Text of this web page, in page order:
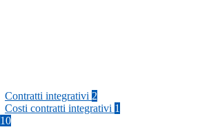
Contratti integrativi 2
Costi contratti integrativi 1
10